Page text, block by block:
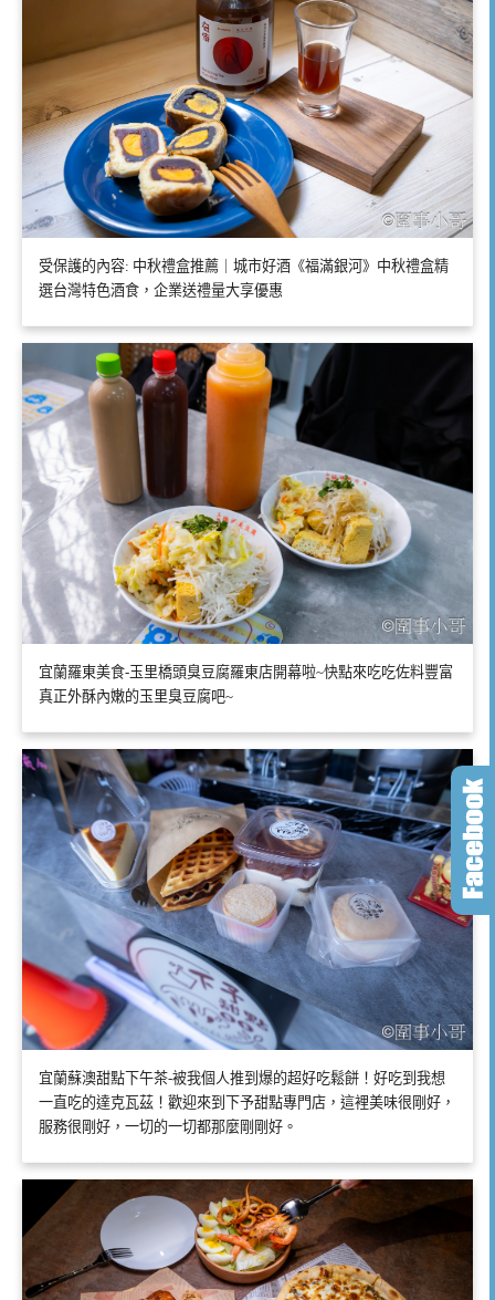
受保護的內容: 中秋禮盒推薦｜城市好酒《福滿銀河》中秋禮盒精
選台灣特色酒食，企業送禮量大享優惠
宜蘭羅東美食-玉里橋頭臭豆腐羅東店開幕啦~快點來吃吃佐料豐富
真正外酥內嫩的玉里臭豆腐吧~
宜蘭蘇澳甜點下午茶-被我個人推到爆的超好吃鬆餅！好吃到我想
一直吃的達克瓦茲！歡迎來到下予甜點專門店，這裡美味很剛好，
服務很剛好，一切的一切都那麼剛剛好。